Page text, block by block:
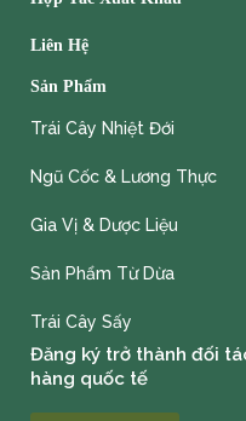
Liên Hệ
Sản Phẩm
Trái Cây Nhiệt Đới
Ngũ Cốc & Lương Thực
Gia Vị & Dược Liệu
Sản Phẩm Từ Dừa
Trái Cây Sấy
Đăng ký trở thành đối
hàng quốc tế